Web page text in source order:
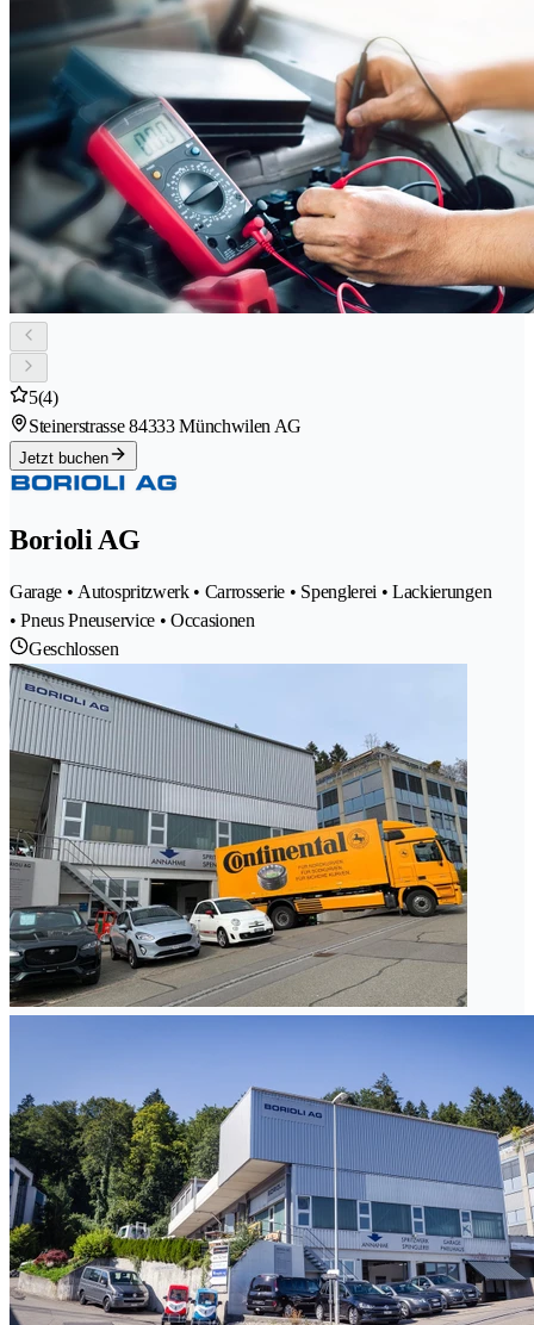
5(4)
Steinerstrasse 84333 Münchwilen AG
Jetzt buchen
Borioli AG
Garage • Autospritzwerk • Carrosserie • Spenglerei • Lackierungen
• Pneus Pneuservice • Occasionen
Geschlossen